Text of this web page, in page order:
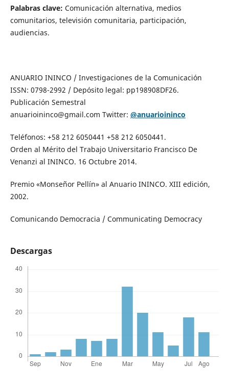
Palabras clave: Comunicación alternativa, medios
comunitarios, televisión comunitaria, participación,
audiencias.
ANUARIO ININCO / Investigaciones de la Comunicación
ISSN: 0798-2992 / Depósito legal: pp198908DF26.
Publicación Semestral
anuarioininco@gmail.com Twitter: @anuarioininco
Teléfonos: +58 212 6050441 +58 212 6050441.
Orden al Mérito del Trabajo Universitario Francisco De
Venanzi al ININCO. 16 Octubre 2014.
Premio «Monseñor Pellín» al Anuario ININCO. XIII edición,
2002.
Comunicando Democracia / Communicating Democracy
Descargas